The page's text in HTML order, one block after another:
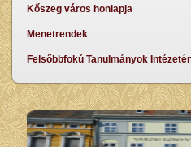
Kőszeg város honlapja
Menetrendek
Felsőbbfokú Tanulmányok